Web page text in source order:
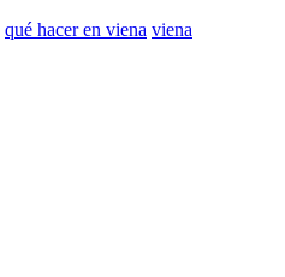
qué hacer en viena viena